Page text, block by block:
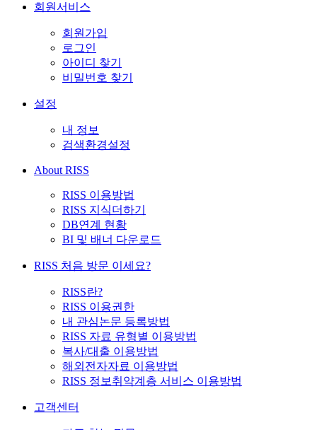
회원서비스
회원가입
로그인
아이디 찾기
비밀번호 찾기
설정
내 정보
검색환경설정
About RISS
RISS 이용방법
RISS 지식더하기
DB연계 현황
BI 및 배너 다운로드
RISS 처음 방문 이세요?
RISS란?
RISS 이용권한
내 관심논문 등록방법
RISS 자료 유형별 이용방법
복사/대출 이용방법
해외전자자료 이용방법
RISS 정보취약계층 서비스 이용방법
고객센터